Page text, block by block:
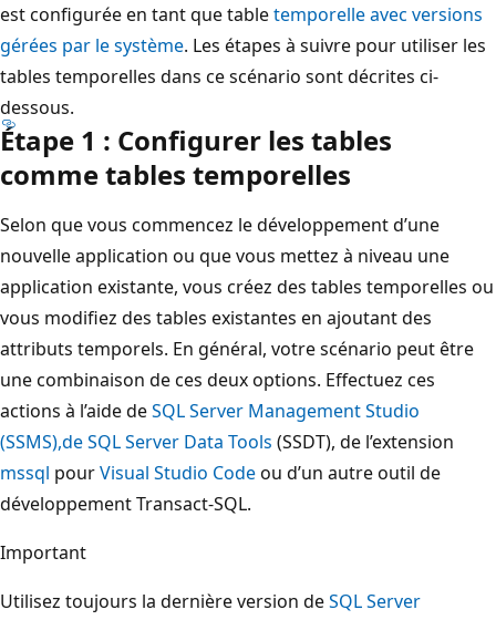
est configurée en tant que tabletemporelle avec versions
gérées par le système. Les étapes à suivre pour utiliser les
tables temporelles dans ce scénario sont décrites ci-
dessous.
Étape 1 : Configurer les tables
comme tables temporelles
Selon que vous commencez le développement d’une
nouvelle application ou que vous mettez à niveau une
application existante, vous créez des tables temporelles ou
vous modifiez des tables existantes en ajoutant des
attributs temporels. En général, votre scénario peut être
une combinaison de ces deux options. Effectuez ces
actions à l’aide deSQL Server Management Studio
(SSMS),de SQL Server Data Tools (SSDT), de l’extension
mssql pourVisual Studio Codeou d’un autre outil de
développement Transact-SQL.
Important
Utilisez toujours la dernière version deSQL Server